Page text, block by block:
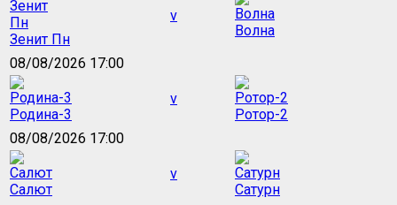
Зенит Пн
v
Волна
08/08/2026 17:00
Родина-3
v
Ротор-2
08/08/2026 17:00
Салют
v
Сатурн